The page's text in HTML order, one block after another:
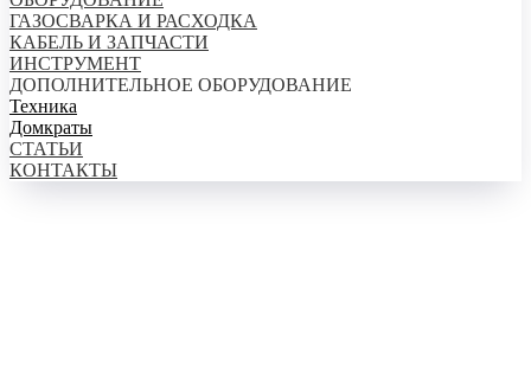
ГАЗОСВАРКА И РАСХОДКА
КАБЕЛЬ И ЗАПЧАСТИ
ИНСТРУМЕНТ
ДОПОЛНИТЕЛЬНОЕ ОБОРУДОВАНИЕ
Техника
Домкраты
СТАТЬИ
КОНТАКТЫ